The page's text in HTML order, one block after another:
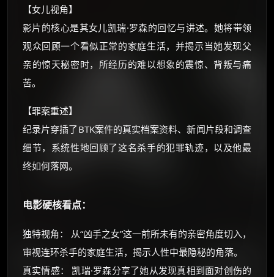
【女儿视角】
影片的核心是其女儿凯瑞·罗森的回忆与讲述。她将带领
观众回顾一个看似正常的家庭生活，并揭示当她发现父
亲的惊天秘密时，所经历的难以想象的震惊、背叛与痛
苦。
【罪案重述】
纪录片穿插了BTK案件的真实档案资料、新闻片段和调查
细节，系统性地回顾了这名杀手的犯罪轨迹，以及他最
终如何落网。
电影硬核看点：
独特视角： 从“凶手之女”这一前所未有的亲密角度切入，
审视连环杀手的家庭生活，揭示人性中最隐秘的角落。
真实情感： 凯瑞·罗森分享了她从发现真相到面对创伤的
⚡ 前往【大淘客】领红包